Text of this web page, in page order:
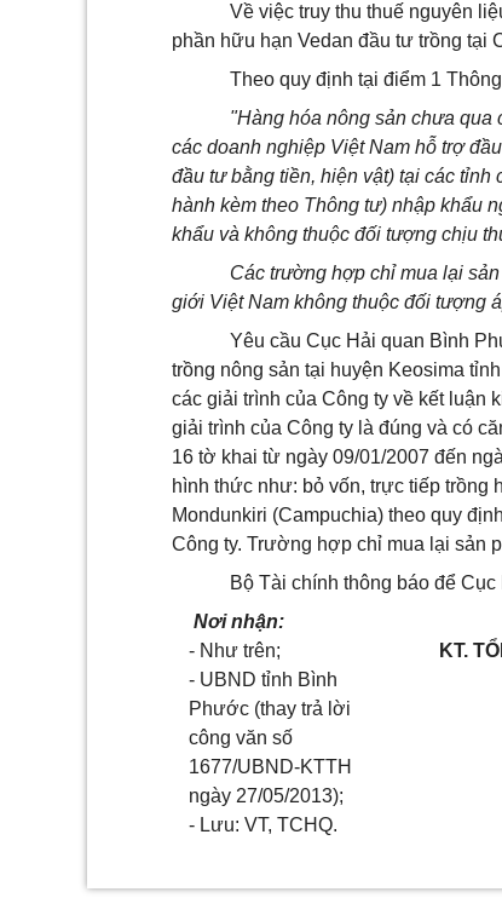
Về việc truy thu thuế nguyên
phần hữu hạn Vedan đầu tư trồng tại
Theo quy định tại điểm 1
"Hàng hóa nông sản chưa qua
các doanh nghiệp Việt Nam hỗ trợ
đầu tư bằng tiền, hiện vật) tại các
hành kèm theo Thông tư) nhập khẩu
khẩu và không thuộc đối tượng chịu
Các trường hợp chỉ mua lại
giới Việt Nam không thuộc đối tượng
Yêu cầu Cục Hải quan Bình
trồng nông sản tại huyện Keosima
các giải trình của Công ty về kết luận
giải trình của Công ty là đúng và có
16 tờ khai từ ngày 09/01/2007 đến
hình thức như: bỏ vốn, trực tiếp trồng
Mondunkiri (Campuchia) theo quy
Công ty. Trường hợp chỉ mua lại sản
Bộ Tài chính thông báo để
Nơi nhận:
- Như trên;
- UBND tỉnh Bình
Phước (thay trả lời
công văn số
1677/UBND-KTTH
ngày 27/05/2013);
- Lưu: VT, TCHQ.
KT.